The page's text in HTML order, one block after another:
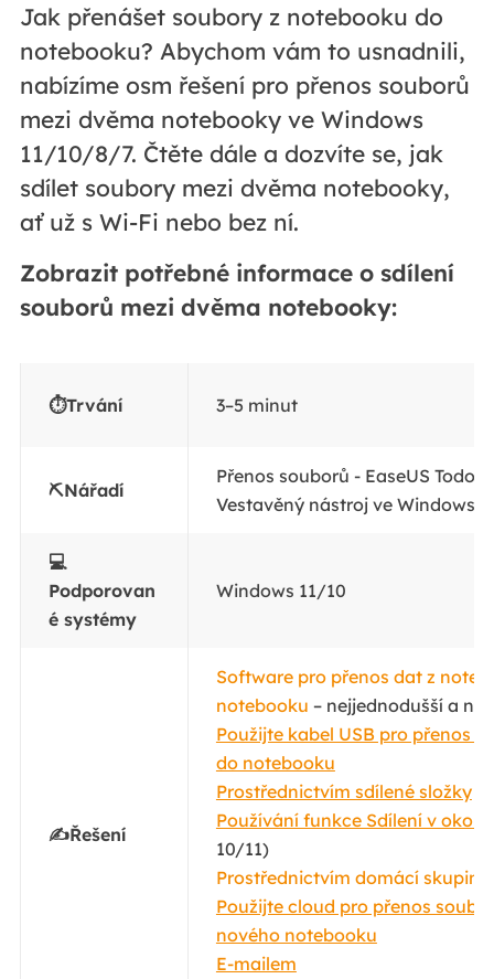
Jak přenášet soubory z notebooku do
notebooku? Abychom vám to usnadnili,
nabízíme osm řešení pro přenos souborů
mezi dvěma notebooky ve Windows
11/10/8/7. Čtěte dále a dozvíte se, jak
sdílet soubory mezi dvěma notebooky,
ať už s Wi-Fi nebo bez ní.
Zobrazit potřebné informace o sdílení
souborů mezi dvěma notebooky:
⏱️Trvání 3–5 minut
⛏️Nářadí
Přenos souborů - EaseUS Todo
Vestavěný nástroj ve Windows
💻
Podporovan
é systémy
Windows 11/10
✍️Řešení
Software pro přenos dat z
notebooku – nejjednodušší a
Použijte kabel USB pro přenos
do notebooku
Prostřednictvím sdílené složky
Používání funkce Sdílení v okolí
10/11)
Prostřednictvím domácí skupiny
Použijte cloud pro přenos
nového notebooku
E-mailem